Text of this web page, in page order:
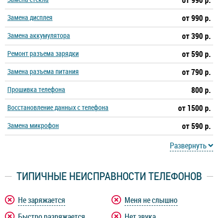
Замена дисплея от 990 р.
Замена аккумулятора от 390 р.
Ремонт разъема зарядки от 590 р.
Замена разъема питания от 790 р.
Прошивка телефона 800 р.
Восстановление данных с телефона от 1500 р.
Замена микрофон
от 590 р.
Развернуть
ТИПИЧНЫЕ НЕИСПРАВНОСТИ ТЕЛЕФОНОВ
Не заряжается
Меня не слышно